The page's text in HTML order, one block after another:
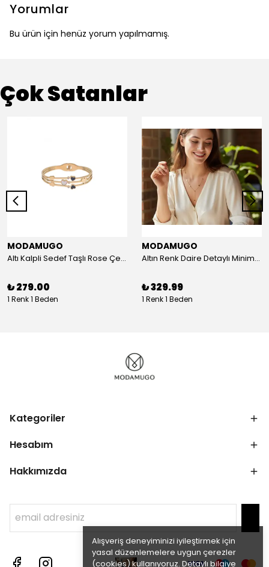
Alışveriş deneyiminizi iyileştirmek için
yasal düzenlemelere uygun çerezler
(cookies) kullanıyoruz. Detaylı bilgiye
Yorumlar
Bu ürün için henüz yorum yapılmamış.
Çok Satanlar
MODAMUGO
Altı Kalpli Sedef Taşlı Rose Çelik Kelepçe Bileklik
₺ 279.00
1 Renk 1 Beden
MODAMUGO
Altın Renk Daire Detaylı Minimal Y Çelik Kolye
₺ 329.99
1 Renk 1 Beden
Kategoriler
Hesabım
Hakkımızda